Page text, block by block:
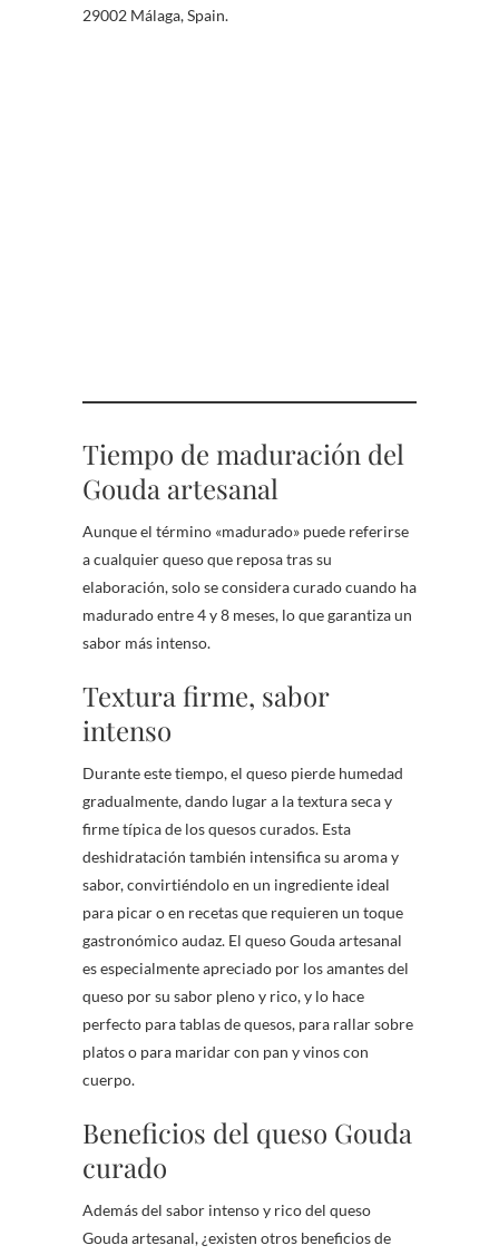
29002 Málaga, Spain.
Tiempo de maduración del
Gouda artesanal
Aunque el término «madurado» puede referirse
a cualquier queso que reposa tras su
elaboración, solo se considera curado cuando ha
madurado entre 4 y 8 meses, lo que garantiza un
sabor más intenso.
Textura firme, sabor
intenso
Durante este tiempo, el queso pierde humedad
gradualmente, dando lugar a la textura seca y
firme típica de los quesos curados. Esta
deshidratación también intensifica su aroma y
sabor, convirtiéndolo en un ingrediente ideal
para picar o en recetas que requieren un toque
gastronómico audaz. El queso Gouda artesanal
es especialmente apreciado por los amantes del
queso por su sabor pleno y rico, y lo hace
perfecto para tablas de quesos, para rallar sobre
platos o para maridar con pan y vinos con
cuerpo.
Beneficios del queso Gouda
curado
Además del sabor intenso y rico del queso
Gouda artesanal, ¿existen otros beneficios de